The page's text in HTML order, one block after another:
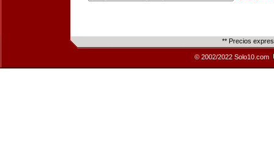
** Precios
© 2002/2022 Solo10.com